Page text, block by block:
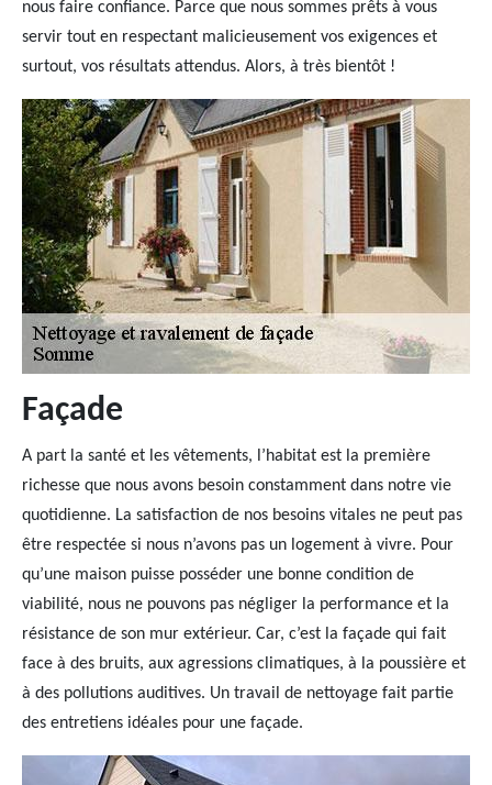
nous faire confiance. Parce que nous sommes prêts à vous
servir tout en respectant malicieusement vos exigences et
surtout, vos résultats attendus. Alors, à très bientôt !
Façade
A part la santé et les vêtements, l’habitat est la première
richesse que nous avons besoin constamment dans notre vie
quotidienne. La satisfaction de nos besoins vitales ne peut pas
être respectée si nous n’avons pas un logement à vivre. Pour
qu’une maison puisse posséder une bonne condition de
viabilité, nous ne pouvons pas négliger la performance et la
résistance de son mur extérieur. Car, c’est la façade qui fait
face à des bruits, aux agressions climatiques, à la poussière et
à des pollutions auditives. Un travail de nettoyage fait partie
des entretiens idéales pour une façade.